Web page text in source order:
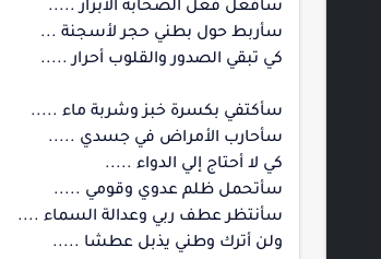
سأفعل فعل الصحابة الأبرار .....
سأربط حول بطني حجر لأسجنة ...
كي تبقي الصدور والقلوب أحرار .....
سأكتفي بكسرة خبز وشربة ماء .....
سأحارب الأمراض في جسدي .....
كي لا أحتاج إلي الدواء .....
سأتحمل ظلم عدوي وقومي .....
سأنتظر عطف ربي وعدالة السماء ....
ولن أترك وطني يذبل عطشا .....